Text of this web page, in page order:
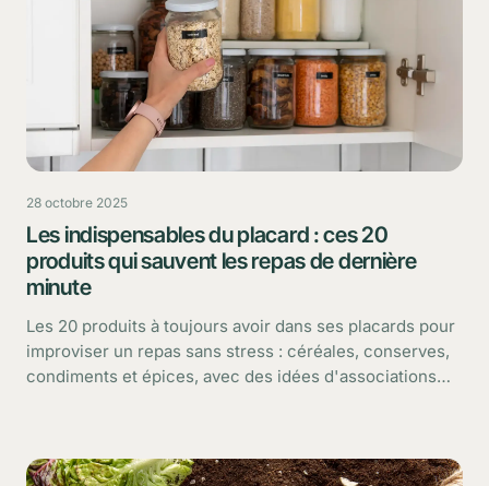
28 octobre 2025
Les indispensables du placard : ces 20
produits qui sauvent les repas de dernière
minute
Les 20 produits à toujours avoir dans ses placards pour
improviser un repas sans stress : céréales, conserves,
condiments et épices, avec des idées d'associations